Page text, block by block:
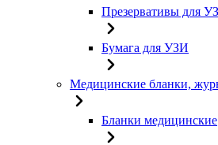
Презервативы для
Бумага для УЗИ
Медицинские бланки,
Бланки медицинские